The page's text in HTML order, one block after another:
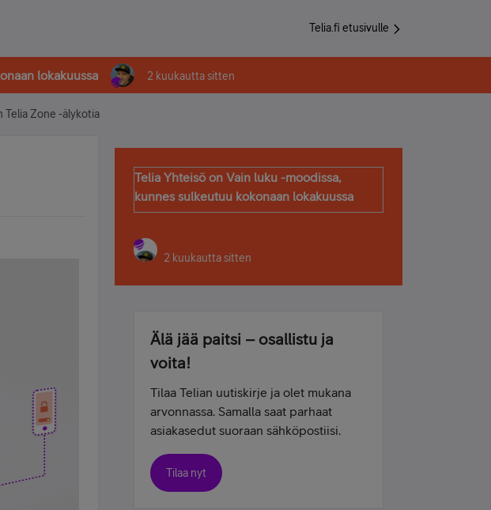
Telia.fi etusivulle
lokakuussa 2 kuukautta sitten
Telia Zone -älykotia
Telia Yhteisö on Vain luku -moodissa,
kunnes sulkeutuu kokonaan lokakuussa
2 kuukautta sitten
Älä jää paitsi – osallistu ja
voita!
Tilaa Telian uutiskirje ja olet mukana
arvonnassa. Samalla saat parhaat
asiakasedut suoraan sähköpostiisi.
Tilaa nyt